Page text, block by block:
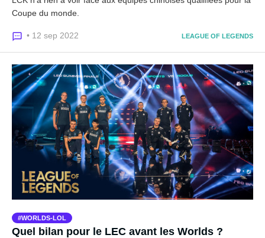
Coupe du monde.
• 12 sep 2022 LEAGUE OF LEGENDS
WORLDS-LOL
Quel bilan pour le LEC avant les Worlds ?